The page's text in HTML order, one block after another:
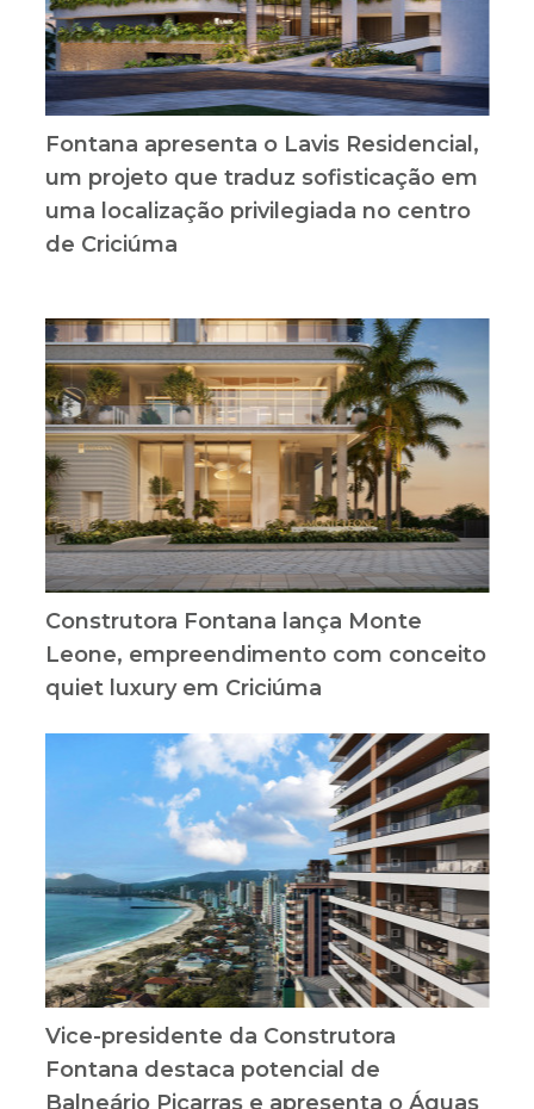
Fontana apresenta o Lavis Residencial,
um projeto que traduz sofisticação em
uma localização privilegiada no centro
de Criciúma
Construtora Fontana lança Monte
Leone, empreendimento com conceito
quiet luxury em Criciúma
Vice-presidente da Construtora
Fontana destaca potencial de
Balneário Piçarras e apresenta o Águas